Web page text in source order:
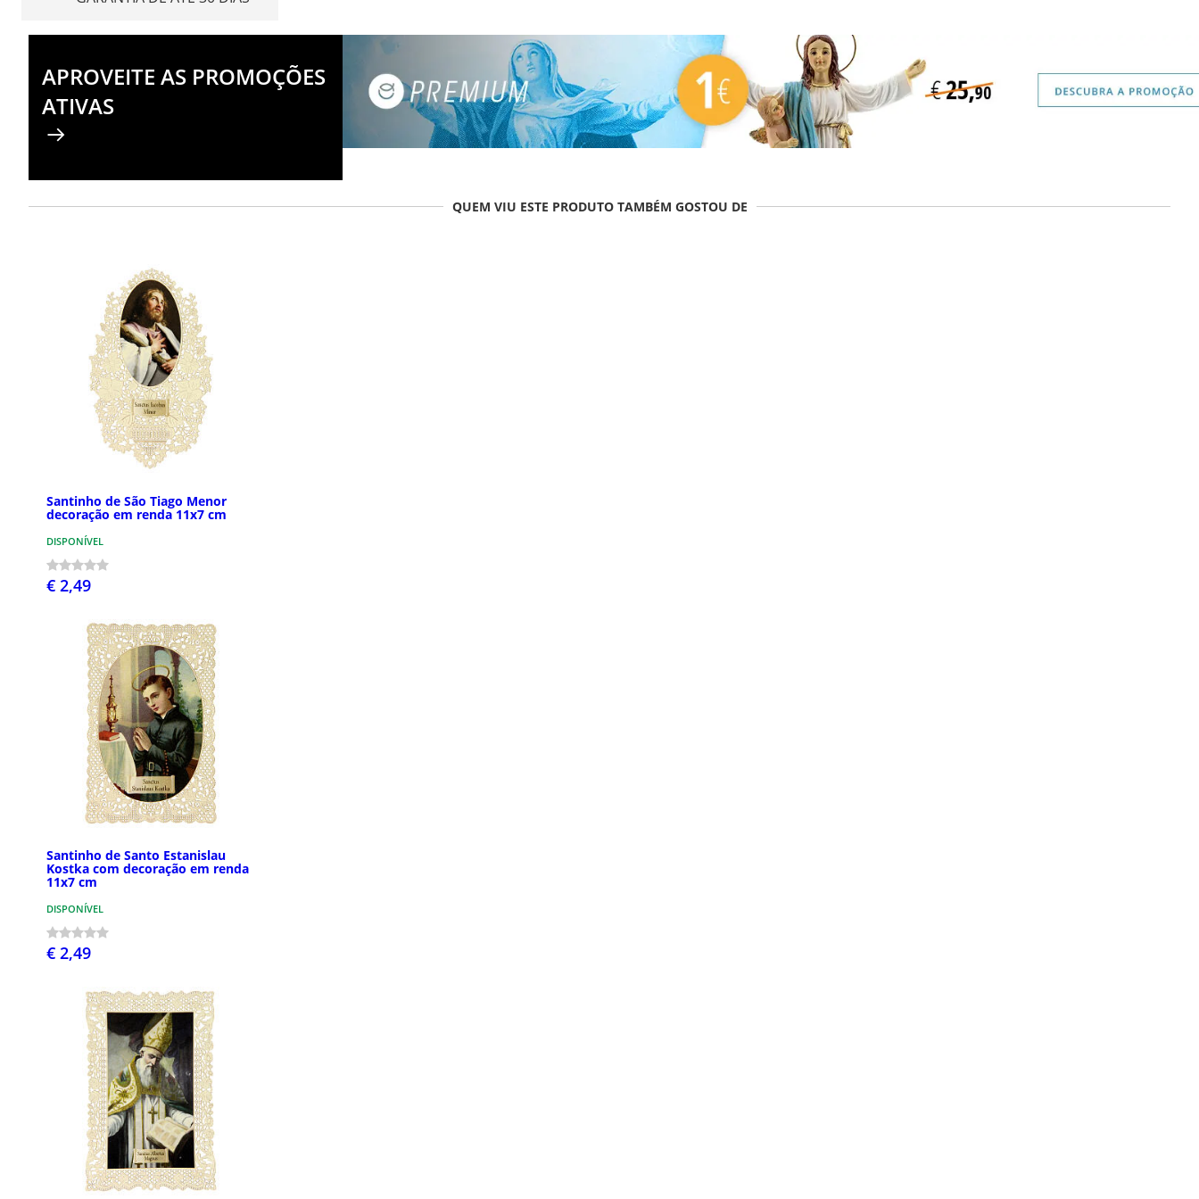
APROVEITE AS PROMOÇÕES
ATIVAS
QUEM VIU ESTE PRODUTO TAMBÉM GOSTOU DE
Santinho de São Tiago Menor
decoração em renda 11x7 cm
DISPONÍVEL
€ 2,49
Santinho de Santo Estanislau
Kostka com decoração em renda
11x7 cm
DISPONÍVEL
€ 2,49